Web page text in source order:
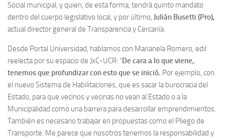
Social municipal, y quien, de esta forma, tendrá quinto mandato
dentro del cuerpo legislativo local, y por último, Julián Busetti (Pro),
actual director general de Transparencia y Cercanía.
Desde Portal Universidad, hablamos con Marianela Romero, edil
reelecta por su espacio de JxC-UCR: “De cara a lo que viene,
tenemos que profundizar con esto que se inició. Por ejemplo, con
el nuevo Sistema de Habilitaciones, que es sacar la burocracia del
Estado, para que vecinos y vecinas no vean al Estado o a la
Municipalidad como una barrera para desarrollar emprendimientos.
También es necesario trabajar en propuestas como el Pliego de
Transporte. Me parece que nosotros tenemos la responsabilidad y